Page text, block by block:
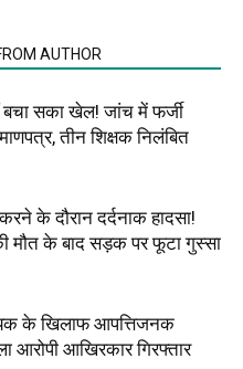
AUTHOR
बचा सका खेल! जांच में फर्जी
तीन शिक्षक निलंबित
के दौरान दर्दनाक हादसा!
मौत के बाद सड़क पर फूटा गुस्सा
के खिलाफ आपत्तिजनक
आरोपी आखिरकार गिरफ्तार